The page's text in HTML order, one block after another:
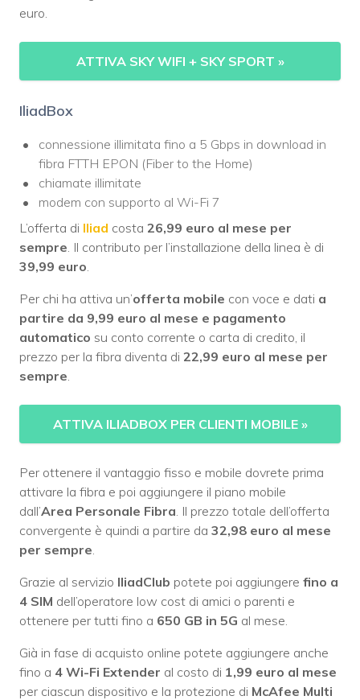
euro.
ATTIVA SKY WIFI + SKY SPORT »
IliadBox
connessione illimitata fino a 5 Gbps in download in
fibra FTTH EPON (Fiber to the Home)
chiamate illimitate
modem con supporto al Wi-Fi 7
L’offerta di Iliad costa 26,99 euro al mese per
sempre . Il contributo per l’installazione della linea è di
39,99 euro
Per chi ha attiva un’offerta mobile con voce e dati a
partire da 9,99 euro al mese e pagamento
automatico su conto corrente o carta di credito, il
prezzo per la fibra diventa di 22,99 euro al mese per
sempre
ATTIVA ILIADBOX PER CLIENTI MOBILE »
Per ottenere il vantaggio fisso e mobile dovrete prima
attivare la fibra e poi aggiungere il piano mobile
dall’Area Personale Fibra . Il prezzo totale dell’offerta
convergente è quindi a partire da 32,98 euro al mese
per sempre
Grazie al servizio IliadClub potete poi aggiungere fino a
4 SIM dell’operatore low cost di amici o parenti e
ottenere per tutti fino a 650 GB in 5G al mese.
Già in fase di acquisto online potete aggiungere anche
fino a 4 Wi-Fi Extender al costo di 1,99 euro al mese
per ciascun dispositivo e la protezione di McAfee Multi